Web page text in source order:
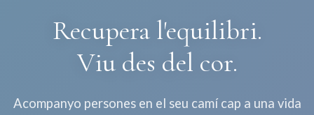
Recupera l'equilibri.
Viu des del cor.
Acompanyo persones en el seu camí cap a una vida